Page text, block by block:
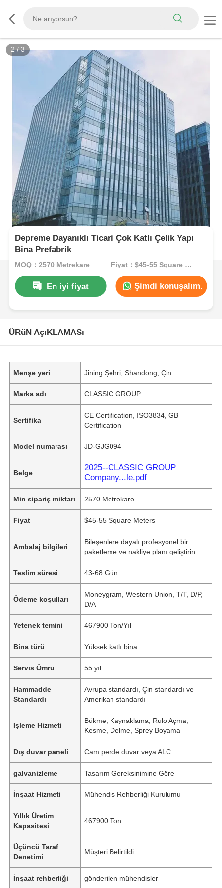
2/3
Depreme Dayanıklı Ticari Çok Katlı Çelik Yapı
Bina Prefabrik
MOQ：2570 Metrekare Fiyat：$45-55 Square Meters
En iyi fiyat Şimdi konuşalım.
ÜRüN AçıKLAMASı
Menşe yeri Jining Şehri, Shandong, Çin
Marka adı CLASSIC GROUP
Sertifika
CE Certification, ISO3834, GB
Certification
Model numarası JD-GJG094
Belge
2025--CLASSIC GROUP
Company...le.pdf
Min sipariş miktarı 2570 Metrekare
Fiyat $45-55 Square Meters
Ambalaj bilgileri
Bileşenlere dayalı profesyonel bir
paketleme ve nakliye planı geliştirin.
Teslim süresi 43-68 Gün
Ödeme koşulları
Moneygram, Western Union, T/T, D/P,
D/A
Yetenek temini 467900 Ton/Yıl
Bina türü Yüksek katlı bina
Servis Ömrü 55 yıl
Hammadde
Standardı
Avrupa standardı, Çin standardı ve
Amerikan standardı
İşleme Hizmeti
Bükme, Kaynaklama, Rulo Açma,
Kesme, Delme, Sprey Boyama
Dış duvar paneli Cam perde duvar veya ALC
galvanizleme Tasarım Gereksinimine Göre
İnşaat Hizmeti Mühendis Rehberliği Kurulumu
Yıllık Üretim
Kapasitesi
467900 Ton
Üçüncü Taraf
Denetimi
Müşteri Belirtildi
İnşaat rehberliği gönderilen mühendisler